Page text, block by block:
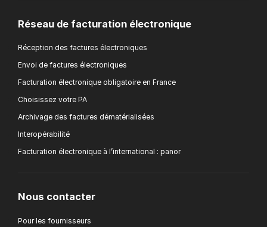
Réseau de facturation électronique
Réception des factures électroniques
Envoi de factures électroniques
Facturation électronique obligatoire en France
Choisissez votre PA
Archivage des factures dématérialisées
Interopérabilité
Facturation électronique à l’international : panor
Nous contacter
Pour les fournisseurs